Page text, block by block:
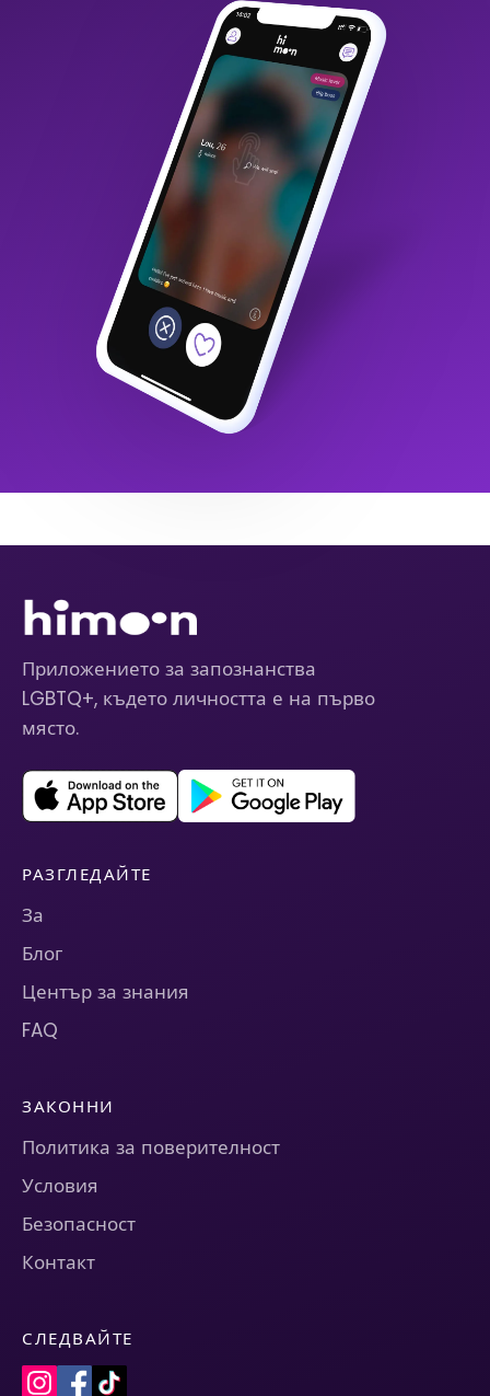
Приложението за запознанства
LGBTQ+, където личността е на първо
място.
РАЗГЛЕДАЙТЕ
За
Блог
Център за знания
FAQ
ЗАКОННИ
Политика за поверителност
Условия
Безопасност
Контакт
СЛЕДВАЙТЕ